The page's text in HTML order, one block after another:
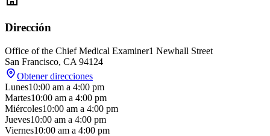
Dirección
Office of the Chief Medical Examiner1 Newhall Street
San Francisco, CA 94124
Obtener direcciones
Lunes10:00 am a 4:00 pm
Martes10:00 am a 4:00 pm
Miércoles10:00 am a 4:00 pm
Jueves10:00 am a 4:00 pm
Viernes10:00 am a 4:00 pm